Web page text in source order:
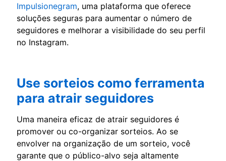
Impulsionegram, uma plataforma que oferece
soluções seguras para aumentar o número de
seguidores e melhorar a visibilidade do seu perfil
no Instagram.
Use sorteios como ferramenta
para atrair seguidores
Uma maneira eficaz de atrair seguidores é
promover ou co-organizar sorteios. Ao se
envolver na organização de um sorteio, você
garante que o público-alvo seja altamente